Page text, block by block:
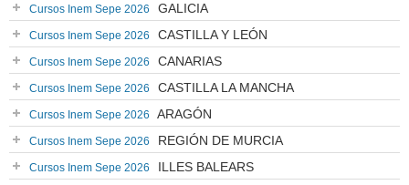
Cursos Inem Sepe 2026 GALICIA
Cursos Inem Sepe 2026 CASTILLA Y LEÓN
Cursos Inem Sepe 2026 CANARIAS
Cursos Inem Sepe 2026 CASTILLA LA MANCHA
Cursos Inem Sepe 2026 ARAGÓN
Cursos Inem Sepe 2026 REGIÓN DE MURCIA
Cursos Inem Sepe 2026 ILLES BALEARS